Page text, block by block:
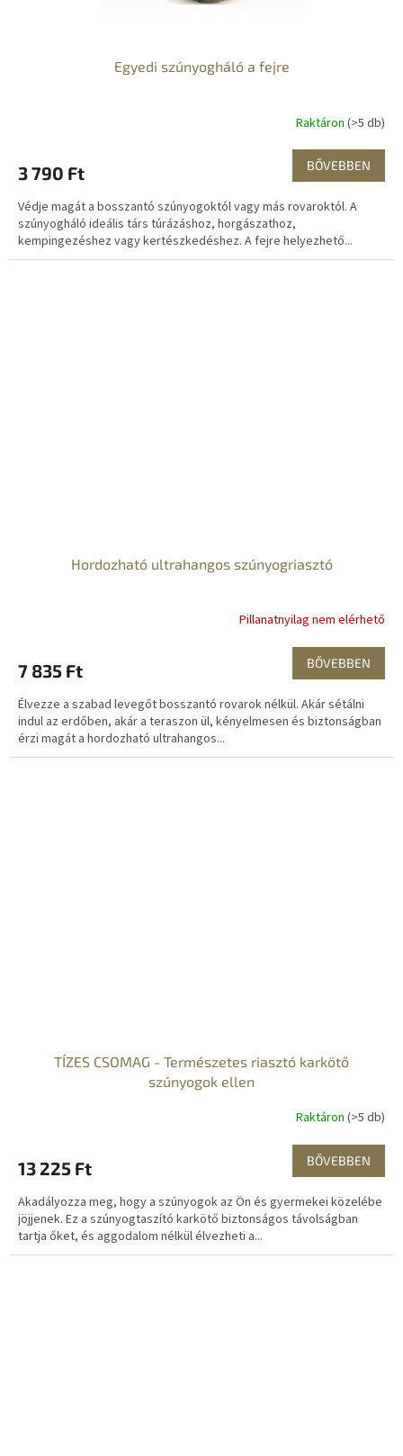
Egyedi szúnyogháló a fejre
Raktáron (>5 db)
3 790 Ft BŐVEBBEN
Védje magát a bosszantó szúnyogoktól vagy más rovaroktól. A
szúnyogháló ideális társ túrázáshoz, horgászathoz,
kempingezéshez vagy kertészkedéshez. A fejre helyezhető...
Hordozható ultrahangos szúnyogriasztó
Pillanatnyilag nem elérhető
7 835 Ft BŐVEBBEN
Élvezze a szabad levegőt bosszantó rovarok nélkül. Akár sétálni
indul az erdőben, akár a teraszon ül, kényelmesen és biztonságban
érzi magát a hordozható ultrahangos...
TÍZES CSOMAG - Természetes riasztó karkötő
szúnyogok ellen
Raktáron (>5 db)
13 225 Ft BŐVEBBEN
Akadályozza meg, hogy a szúnyogok az Ön és gyermekei közelébe
jöjjenek. Ez a szúnyogtaszító karkötő biztonságos távolságban
tartja őket, és aggodalom nélkül élvezheti a...